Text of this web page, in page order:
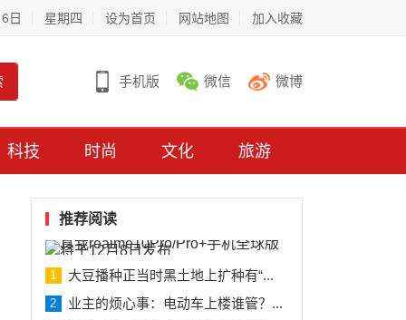
日 星期四 设为首页 网站地图 加入收藏
手机版 微信 微博
科技 时尚 文化 旅游
推荐阅读
1 大豆播种正当时黑土地上扩种有“...
2 业主的烦心事：电动车上楼谁管？...